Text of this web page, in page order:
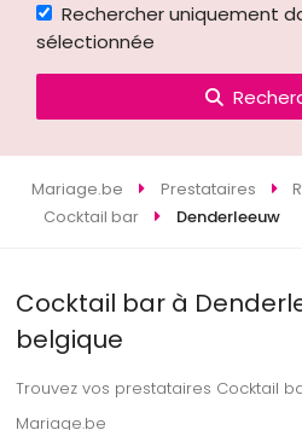
Rechercher uniquement
sélectionnée
Mariage.be Prestataires
Cocktail bar
Denderleeuw
Cocktail bar à
belgique
Trouvez vos prestataires Cocktail
Mariage.be